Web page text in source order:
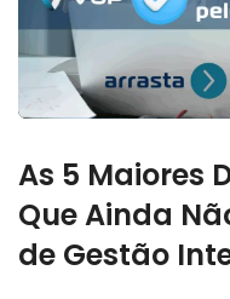
As 5 Maiores
Que Ainda
de Gestão